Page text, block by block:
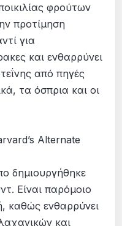
φρούτων
προτίμηση
για
και ενθαρρύνει
από πηγές
τα όσπρια και οι
Alternate
δημιουργήθηκε
Είναι παρόμοιο
καθώς ενθαρρύνει
και